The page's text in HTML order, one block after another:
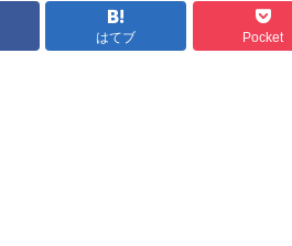
はてブ Pocket